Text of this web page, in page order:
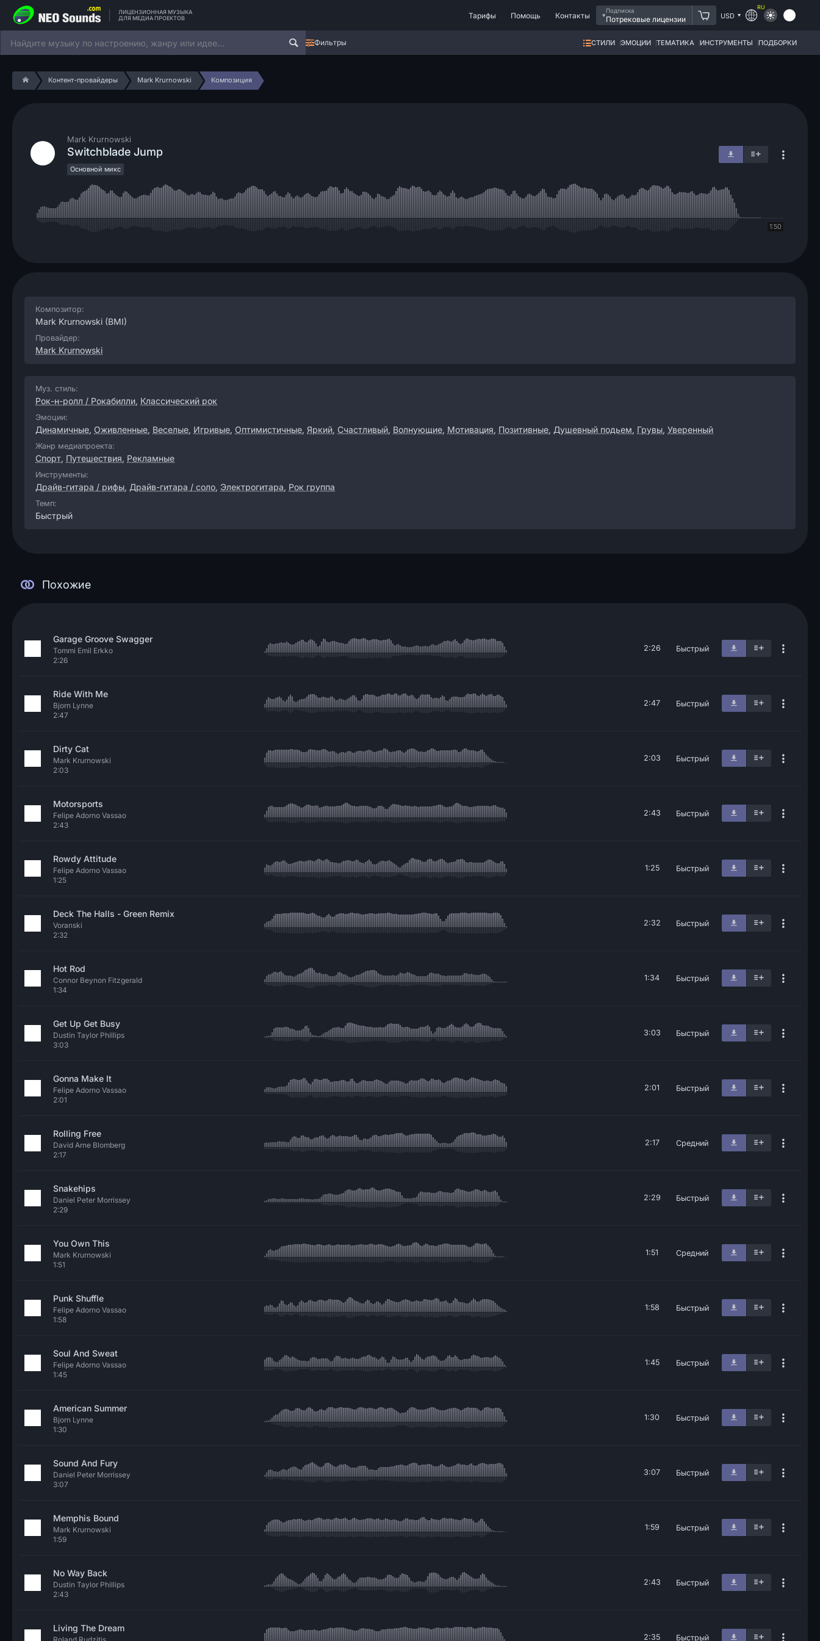
ЛИЦЕНЗИОННАЯ МУЗЫКА
ДЛЯ МЕДИА ПРОЕКТОВ
Тарифы Помощь Контакты
Подписка
Потрековые лицензии USD
RU
Фильтры СТИЛИ ЭМОЦИИ ТЕМАТИКА ИНСТРУМЕНТЫ ПОДБОРКИ
Контент-провайдеры Mark Krurnowski Композиция
Mark Krurnowski
Switchblade Jump
Основной микс
1:50
Композитор:
Mark Krurnowski (BMI)
Провайдер:
Mark Krurnowski
Муз. стиль:
Рок-н-ролл / Рокабилли, Классический рок
Эмоции:
Динамичные, Оживленные, Веселые, Игривые, Оптимистичные, Яркий, Счастливый, Волнующие, Мотивация, Позитивные, Душевный подьем, Грувы, Уверенный
Жанр медиапроекта:
Спорт, Путешествия, Рекламные
Инструменты:
Драйв-гитара / рифы, Драйв-гитара / соло, Электрогитара, Рок группа
Темп:
Быстрый
Похожие
Garage Groove Swagger
Tommi Emil Erkko
2:26
2:26 Быстрый
Ride With Me
Bjorn Lynne
2:47
2:47 Быстрый
Dirty Cat
Mark Krurnowski
2:03
2:03 Быстрый
Motorsports
Felipe Adorno Vassao
2:43
2:43 Быстрый
Rowdy Attitude
Felipe Adorno Vassao
1:25
1:25 Быстрый
Deck The Halls - Green Remix
Voranski
2:32
2:32 Быстрый
Hot Rod
Connor Beynon Fitzgerald
1:34
1:34 Быстрый
Get Up Get Busy
Dustin Taylor Phillips
3:03
3:03 Быстрый
Gonna Make It
Felipe Adorno Vassao
2:01
2:01 Быстрый
Rolling Free
David Arne Blomberg
2:17
2:17 Средний
Snakehips
Daniel Peter Morrissey
2:29
2:29 Быстрый
You Own This
Mark Krurnowski
1:51
1:51 Средний
Punk Shuffle
Felipe Adorno Vassao
1:58
1:58 Быстрый
Soul And Sweat
Felipe Adorno Vassao
1:45
1:45 Быстрый
American Summer
Bjorn Lynne
1:30
1:30 Быстрый
Sound And Fury
Daniel Peter Morrissey
3:07
3:07 Быстрый
Memphis Bound
Mark Krurnowski
1:59
1:59 Быстрый
No Way Back
Dustin Taylor Phillips
2:43
2:43 Быстрый
Living The Dream
2:35 Быстрый